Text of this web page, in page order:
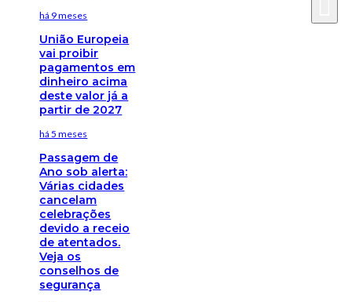
há 9 meses
União Europeia
vai proibir
pagamentos em
dinheiro acima
deste valor já a
partir de 2027
há 5 meses
Passagem de
Ano sob alerta:
Várias cidades
cancelam
celebrações
devido a receio
de atentados.
Veja os
conselhos de
segurança